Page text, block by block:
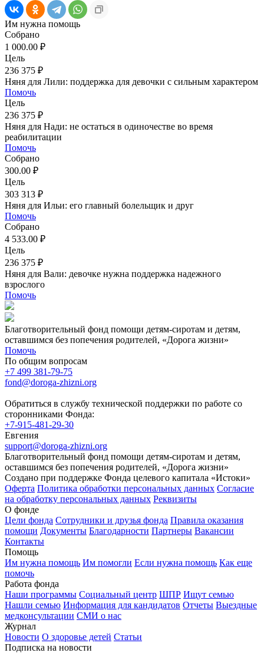
Им нужна помощь
Собрано
1 000.00 ₽
Цель
236 375 ₽
Няня для Лили: поддержка для девочки с сильным характером
Помочь
Цель
236 375 ₽
Няня для Нади: не остаться в одиночестве во время
реабилитации
Помочь
Собрано
300.00 ₽
Цель
303 313 ₽
Няня для Ильи: его главный болельщик и друг
Помочь
Собрано
4 533.00 ₽
Цель
236 375 ₽
Няня для Вали: девочке нужна поддержка надежного
взрослого
Помочь
Благотворительный фонд помощи детям-сиротам и детям,
оставшимся без попечения родителей, «Дорога жизни»
Помочь
По общим вопросам
+7 499 381-79-75
fond@doroga-zhizni.org
Обратиться в службу технической поддержки по работе со
сторонниками Фонда:
+7-915-481-29-30
Евгения
support@doroga-zhizni.org
Благотворительный фонд помощи детям-сиротам и детям,
оставшимся без попечения родителей, «Дорога жизни»
Создано при поддержке Фонда целевого капитала «Истоки»
Оферта Политика обработки персональных данных Согласие
на обработку персональных данных Реквизиты
О фонде
Цели фонда Сотрудники и друзья фонда Правила оказания
помощи Документы Благодарности Партнеры Вакансии
Контакты
Помощь
Им нужна помощь Им помогли Если нужна помощь Как еще
помочь
Работа фонда
Наши программы Социальный центр ШПР Ищут семью
Нашли семью Информация для кандидатов Отчеты Выездные
медконсультации СМИ о нас
Журнал
Новости О здоровье детей Статьи
Подписка на новости